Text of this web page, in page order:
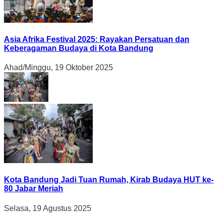
Asia Afrika Festival 2025: Rayakan Persatuan dan
Keberagaman Budaya di Kota Bandung
Ahad/Minggu, 19 Oktober 2025
Kota Bandung Jadi Tuan Rumah, Kirab Budaya HUT ke-
80 Jabar Meriah
Selasa, 19 Agustus 2025